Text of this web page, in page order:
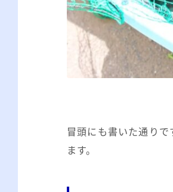
冒頭にも書いた通り
ます。